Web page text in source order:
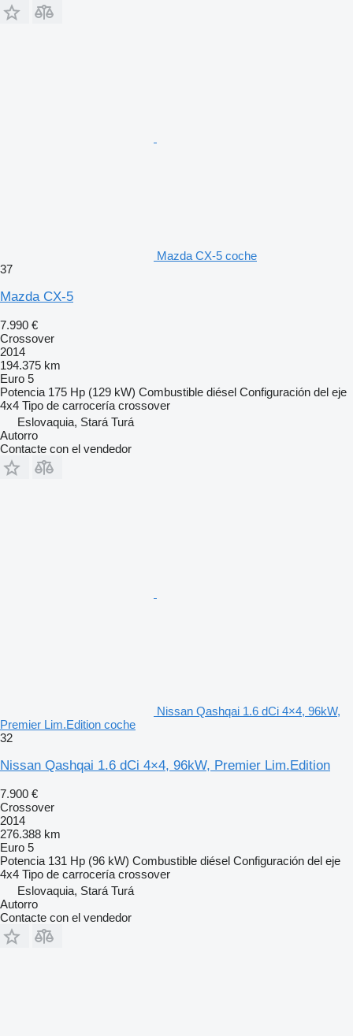
Mazda CX-5 coche
37
Mazda CX-5
7.990 €
Crossover
2014
194.375 km
Euro 5
Potencia 175 Hp (129 kW) Combustible diésel Configuración del eje
4x4 Tipo de carrocería crossover
Eslovaquia, Stará Turá
Autorro
Contacte con el vendedor
Nissan Qashqai 1.6 dCi 4×4, 96kW,
Premier Lim.Edition coche
32
Nissan Qashqai 1.6 dCi 4×4, 96kW, Premier Lim.Edition
7.900 €
Crossover
2014
276.388 km
Euro 5
Potencia 131 Hp (96 kW) Combustible diésel Configuración del eje
4x4 Tipo de carrocería crossover
Eslovaquia, Stará Turá
Autorro
Contacte con el vendedor